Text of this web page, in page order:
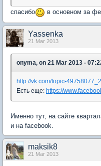
спасибо в основном за
Yassenka
21 Mar 2013
onyma, on 21 Mar 2013 -
http://vk.com/topic-
Есть еще: https://
Именно тут, на сайте
и на facebook.
maksik8
21 Mar 2013